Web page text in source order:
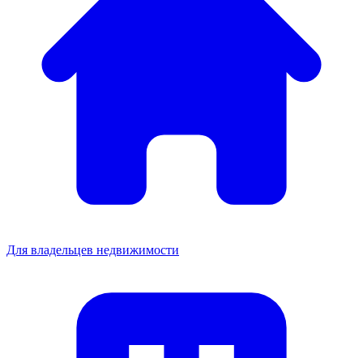
Для владельцев недвижимости